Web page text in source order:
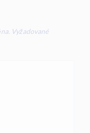
Vyžadované